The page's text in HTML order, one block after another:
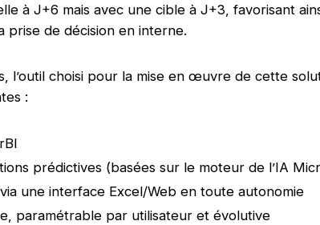
à J+6 mais avec une cible à J+3, favorisant
prise de décision en interne.
l’outil choisi pour la mise en œuvre de cette
:
prédictives (basées sur le moteur de l’IA
une interface Excel/Web en toute autonomie
paramétrable par utilisateur et évolutive